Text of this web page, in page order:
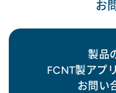
お
製品
FCNT製アプ
お問い